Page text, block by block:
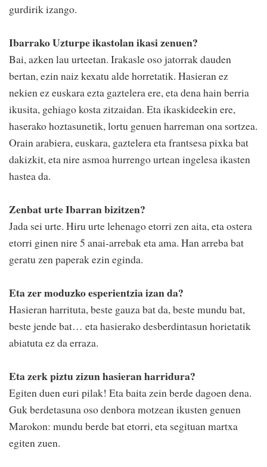
gurdirik izango.
Ibarrako Uzturpe ikastolan ikasi zenuen?
Bai, azken lau urteetan. Irakasle oso jatorrak dauden
bertan, ezin naiz kexatu alde horretatik. Hasieran ez
nekien ez euskara ezta gaztelera ere, eta dena hain berria
ikusita, gehiago kosta zitzaidan. Eta ikaskideekin ere,
haserako hoztasunetik, lortu genuen harreman ona sortzea.
Orain arabiera, euskara, gaztelera eta frantsesa pixka bat
dakizkit, eta nire asmoa hurrengo urtean ingelesa ikasten
hastea da.
Zenbat urte Ibarran bizitzen?
Jada sei urte. Hiru urte lehenago etorri zen aita, eta ostera
etorri ginen nire 5 anai-arrebak eta ama. Han arreba bat
geratu zen paperak ezin eginda.
Eta zer moduzko esperientzia izan da?
Hasieran harrituta, beste gauza bat da, beste mundu bat,
beste jende bat… eta hasierako desberdintasun horietatik
abiatuta ez da erraza.
Eta zerk piztu zizun hasieran harridura?
Egiten duen euri pilak! Eta baita zein berde dagoen dena.
Guk berdetasuna oso denbora motzean ikusten genuen
Marokon: mundu berde bat etorri, eta segituan martxa
egiten zuen.